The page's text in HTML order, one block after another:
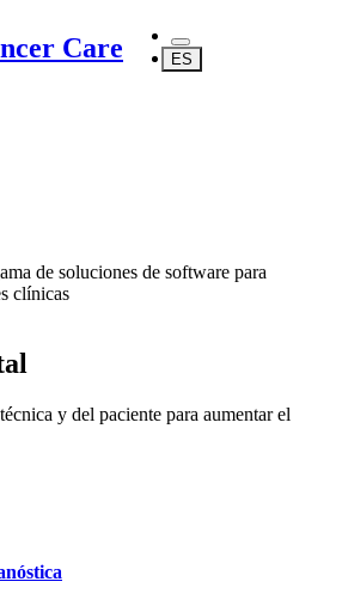
Care ES
de soluciones de software para
clínicas
y del paciente para aumentar el